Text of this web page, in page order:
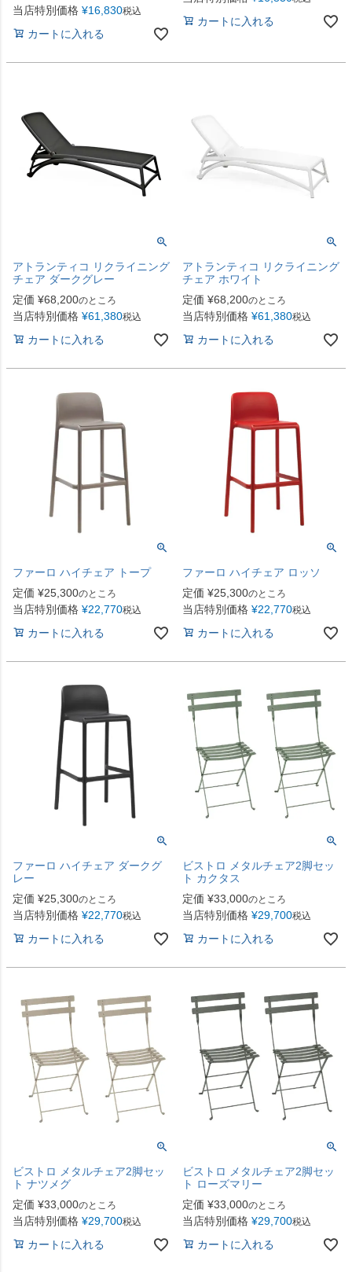
当店特別価格 ¥16,830税込
カートに入れる
カートに入れる
アトランティコ リクライニング
チェア ダークグレー
定価 ¥68,200のところ
当店特別価格 ¥61,380税込
カートに入れる
アトランティコ リクライニング
チェア ホワイト
定価 ¥68,200のところ
当店特別価格 ¥61,380税込
カートに入れる
ファーロ ハイチェア トープ
定価 ¥25,300のところ
当店特別価格 ¥22,770税込
カートに入れる
ファーロ ハイチェア ロッソ
定価 ¥25,300のところ
当店特別価格 ¥22,770税込
カートに入れる
ファーロ ハイチェア ダークグ
レー
定価 ¥25,300のところ
当店特別価格 ¥22,770税込
カートに入れる
ビストロ メタルチェア2脚セッ
ト カクタス
定価 ¥33,000のところ
当店特別価格 ¥29,700税込
カートに入れる
ビストロ メタルチェア2脚セッ
ト ナツメグ
定価 ¥33,000のところ
当店特別価格 ¥29,700税込
カートに入れる
ビストロ メタルチェア2脚セッ
ト ローズマリー
定価 ¥33,000のところ
当店特別価格 ¥29,700税込
カートに入れる